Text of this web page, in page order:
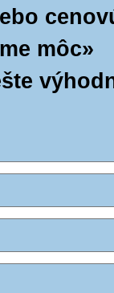
môc»